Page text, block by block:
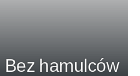
Bez hamulców